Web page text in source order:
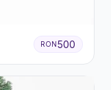
RON500